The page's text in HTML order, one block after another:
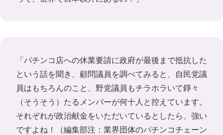
「パチンコ店への休業要請に政府が最後まで抵抗した
という話を聞き、顧問議員を調べてみると、自民党議
員はもちろんのこと、野党議員もチラホラいて錚々
（そうそう）たるメンバーが何十人と控えています。
それぞれが政治献金をいただいているとしたら、強い
ですよね！（編集部注：業界団体のパチンコチェーン